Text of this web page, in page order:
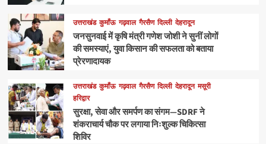
उत्तराखंड कुमाँऊ गढ़वाल गैरसैण दिल्ली देहरादून
जनसुनवाई में कृषि मंत्री गणेश जोशी ने सुनीं लोगों
की समस्याएं, युवा किसान की सफलता को बताया
प्रेरणादायक
उत्तराखंड कुमाँऊ गढ़वाल गैरसैण दिल्ली देहरादून मसूरी
हरिद्वार
सुरक्षा, सेवा और समर्पण का संगम—SDRF ने
शंकराचार्य चौक पर लगाया निःशुल्क चिकित्सा
शिविर